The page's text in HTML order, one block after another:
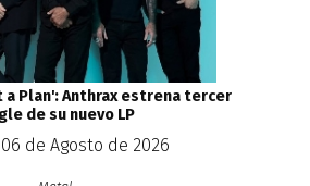
a Plan': Anthrax estrena tercer
de su nuevo LP
de Agosto de 2026